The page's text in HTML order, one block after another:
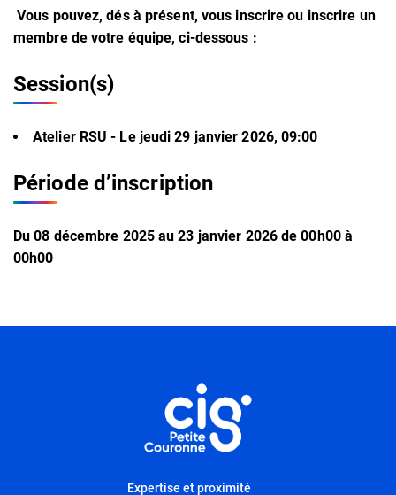
Vous pouvez, dés à présent, vous inscrire ou inscrire un
membre de votre équipe, ci-dessous :
Session(s)
Atelier RSU - Le jeudi 29 janvier 2026, 09:00
Période d’inscription
Du08 décembre 2025 au23 janvier 2026 de 00h00 à
00h00
Expertise et proximité